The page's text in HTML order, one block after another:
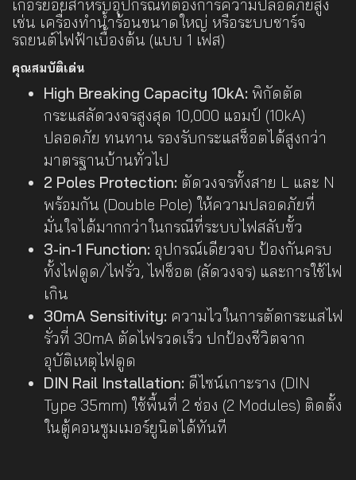
เกอร์ย่อยสำหรับอุปกรณ์ที่ต้องการความปลอดภัยสูง
เช่น เครื่องทำน้ำร้อนขนาดใหญ่ หรือระบบชาร์จ
รถยนต์ไฟฟ้าเบื้องต้น (แบบ 1 เฟส)
คุณสมบัติเด่น
High Breaking Capacity 10kA: พิกัดตัด
กระแสลัดวงจรสูงสุด 10,000 แอมป์ (10kA)
ปลอดภัย ทนทาน รองรับกระแสช็อตได้สูงกว่า
มาตรฐานบ้านทั่วไป
2 Poles Protection: ตัดวงจรทั้งสาย L และ N
พร้อมกัน (Double Pole) ให้ความปลอดภัยที่
มั่นใจได้มากกว่าในกรณีที่ระบบไฟสลับขั้ว
3-in-1 Function: อุปกรณ์เดียวจบ ป้องกันครบ
ทั้งไฟดูด/ไฟรั่ว, ไฟช็อต (ลัดวงจร) และการใช้ไฟ
เกิน
30mA Sensitivity: ความไวในการตัดกระแสไฟ
รั่วที่ 30mA ตัดไฟรวดเร็ว ปกป้องชีวิตจาก
อุบัติเหตุไฟดูด
DIN Rail Installation: ดีไซน์เกาะราง (DIN
Type 35mm) ใช้พื้นที่ 2 ช่อง (2 Modules) ติดตั้ง
ในตู้คอนซูมเมอร์ยูนิตได้ทันที